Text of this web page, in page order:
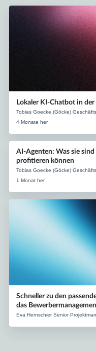
Lokaler KI-Chatbot in
Tobias Goecke (Göcke)
4 Monate her
AI-Agenten: Was sie
profitieren können
Tobias Goecke (Göcke)
1 Monat her
Schneller zu den
das
Eva Hernschier Senior